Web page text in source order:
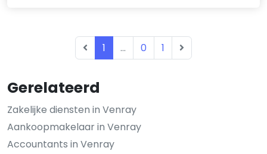
Gerelateerd
Zakelijke diensten in Venray
Aankoopmakelaar in Venray
Accountants in Venray
1 ... 0 1